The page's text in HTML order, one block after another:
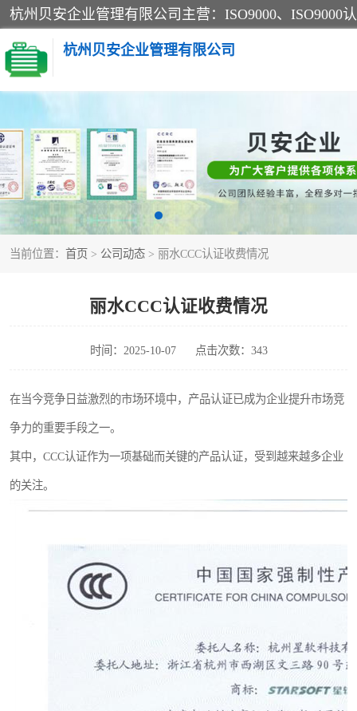
杭州贝安企业管理有限公司
当前位置： 首页 > 公司动态 > 丽水CCC认证收费情况
丽水CCC认证收费情况
时间：2025-10-07 点击次数：343
在当今竞争日益激烈的市场环境中，产品认证已成为企业提升市场竞
争力的重要手段之一。
其中，CCC认证作为一项基础而关键的产品认证，受到越来越多企业
的关注。
CE认证
SA认证
OHSAS18001认证
45001认证